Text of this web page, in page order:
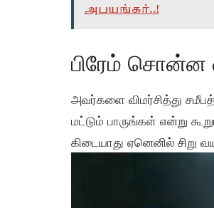
அபயங்கர்..!
பிரேம் சொன்ன
அவர்களை விமர்சித்து
மட்டும் பாருங்கள் என்று
கிடையாது ஏனெனில் சிறு